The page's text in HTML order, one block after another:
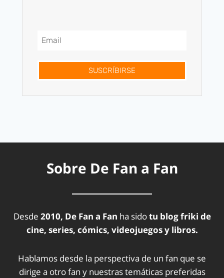
SUSCRÍBIRSE
Sobre De Fan a Fan
Desde 2010, De Fan a Fan ha sidotu blog friki de
cine, series, cómics, videojuegos y libros.
Hablamos desde la perspectiva de un fan que se
dirige a otro fan y nuestras temáticas preferidas